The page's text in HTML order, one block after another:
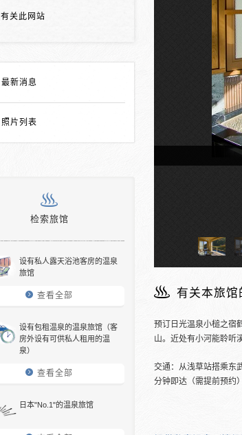
有关此网站
最新消息
照片列表
检索旅馆
设有私人露天浴池客房的温泉
旅馆
查看全部
设有包租温泉的温泉旅馆（客
房外设有可供私人租用的温
泉）
查看全部
日本"No.1"的温泉旅馆
有关本旅馆
预订日光温泉小槌之宿
山。近处有小河能聆听
交通：从浅草站搭乘东
分钟即达（需提前预约）